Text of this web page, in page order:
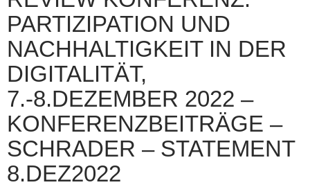
PARTIZIPATION UND
NACHHALTIGKEIT IN DER
DIGITALITÄT,
7.-8.DEZEMBER 2022 –
KONFERENZBEITRÄGE –
SCHRADER – STATEMENT
8.DEZ2022